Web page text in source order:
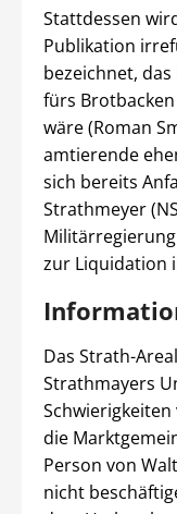
Stattdessen
Publikation
bezeichnet,
fürs
wäre (Roman
amtierende
sich bereits
Strathmeyer
zur Liquidation
Das Strath-
Strathmayers
die
Person von
nicht